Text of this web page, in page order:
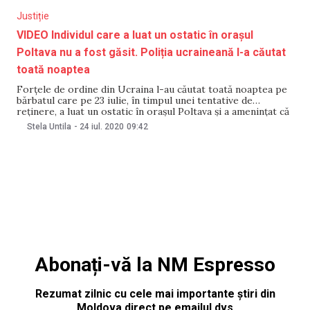
Justiție
VIDEO Individul care a luat un ostatic în orașul
Poltava nu a fost găsit. Poliția ucraineană l-a căutat
toată noaptea
Forțele de ordine din Ucraina l-au căutat toată noaptea pe
bărbatul care pe 23 iulie, în timpul unei tentative de
reținere, a luat un ostatic în orașul Poltava și a amenințat că
va detona o grenadă, scrie presa ucraineană. Căutările s-au
concentrat în jurul satului Velikii Bairak din regiunea
Stela Untila - 24 iul. 2020 09:42
Abonați-vă la NM Espresso
Rezumat zilnic cu cele mai importante știri din
Moldova direct pe emailul dvs